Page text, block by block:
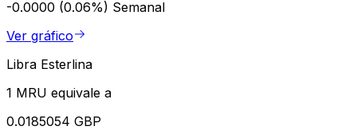
-0.0000 (0.06%) Semanal
Ver gráfico
Libra Esterlina
1 MRU equivale a
0.0185054 GBP